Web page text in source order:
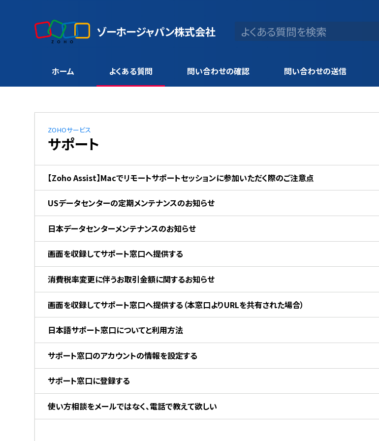
ゾーホージャパン株式会社
ホーム よくある質問 問い合わせの確認 問い合わせの送信
ZOHOサービス
サポート
【Zoho Assist】Macでリモートサポートセッションに参加いただく際のご注意点
USデータセンターの定期メンテナンスのお知らせ
日本データセンターメンテナンスのお知らせ
画面を収録してサポート窓口へ提供する
消費税率変更に伴うお取引金額に関するお知らせ
画面を収録してサポート窓口へ提供する（本窓口よりURLを共有された場合）
日本語サポート窓口についてと利用方法
サポート窓口のアカウントの情報を設定する
サポート窓口に登録する
使い方相談をメールではなく、電話で教えて欲しい